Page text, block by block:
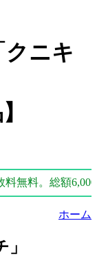
クニキ
無料。総額6,000
ホーム